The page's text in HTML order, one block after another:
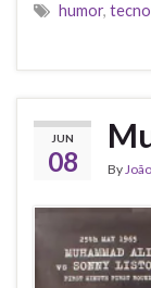
humor,
JUN
08 By